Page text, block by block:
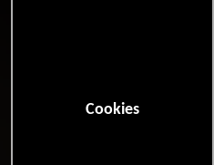
Cookies